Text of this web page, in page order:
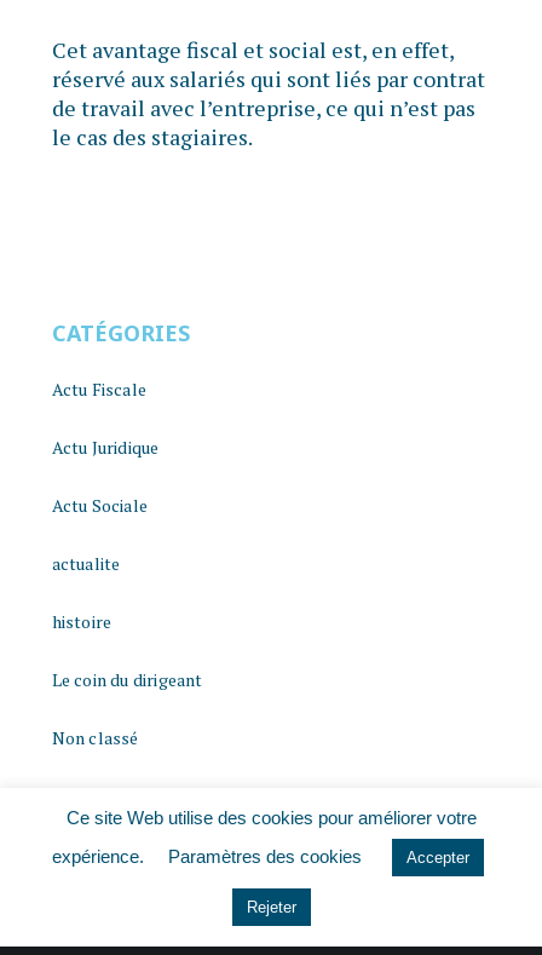
Cet avantage fiscal et social est, en effet,
réservé aux salariés qui sont liés par contrat
de travail avec l’entreprise, ce qui n’est pas
le cas des stagiaires.
CATÉGORIES
Actu Fiscale
Actu Juridique
Actu Sociale
actualite
histoire
Le coin du dirigeant
Non classé
Ce site Web utilise des cookies pour améliorer votre
expérience.
Paramètres des cookies Accepter
Rejeter